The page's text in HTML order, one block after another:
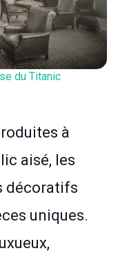
du Titanic
à
aisé, les
décoratifs
uniques.